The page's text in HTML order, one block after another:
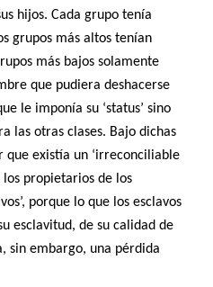
hijos. Cada grupo tenía
grupos más altos tenían
más bajos solamente
que pudiera deshacerse
le imponía su ‘status’ sino
las otras clases. Bajo dichas
que existía un ‘irreconciliable
propietarios de los
porque lo que los esclavos
esclavitud, de su calidad de
sin embargo, una pérdida